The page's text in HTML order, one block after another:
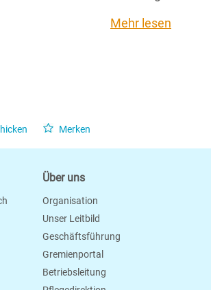
Mehr lesen
Merken
Über uns
Organisation
Unser Leitbild
Geschäftsführung
Gremienportal
Betriebsleitung